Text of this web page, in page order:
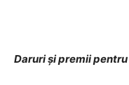
Daruri și premii